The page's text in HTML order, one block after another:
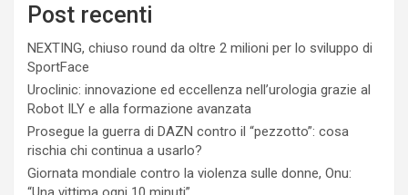
Post recenti
NEXTING, chiuso round da oltre 2 milioni per lo sviluppo di
SportFace
Uroclinic: innovazione ed eccellenza nell’urologia grazie al
Robot ILY e alla formazione avanzata
Prosegue la guerra di DAZN contro il “pezzotto”: cosa
rischia chi continua a usarlo?
Giornata mondiale contro la violenza sulle donne, Onu: